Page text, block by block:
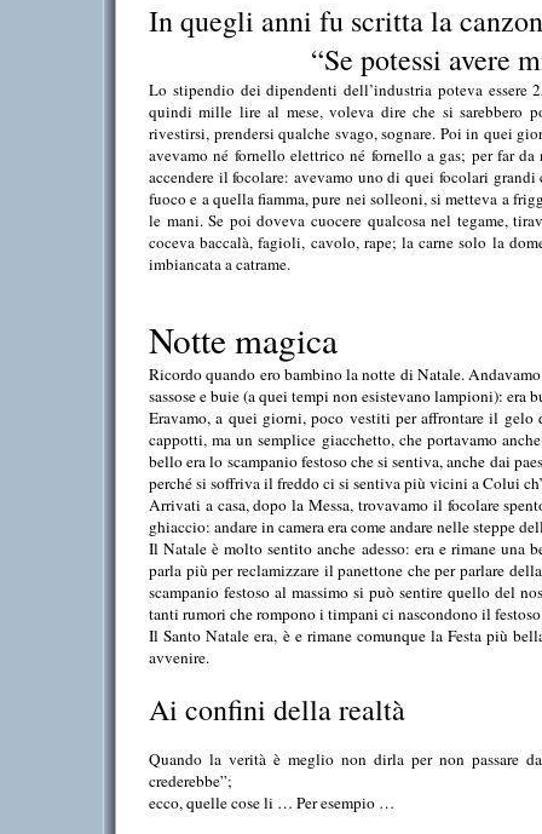
In quegli anni fu scritta la
“Se potessi avere
Lo stipendio dei dipendenti dell’industria poteva
quindi mille lire al mese, voleva dire che si sarebbero
rivestirsi, prendersi qualche svago, sognare. Poi in quei
avevamo né fornello elettrico né fornello a gas; per far
accendere il focolare: avevamo uno di quei focolari
fuoco e a quella fiamma, pure nei solleoni, si metteva a
le mani. Se poi doveva cuocere qualcosa nel tegame,
coceva baccalà, fagioli, cavolo, rape; la carne solo la
imbiancata a catrame.
Notte magica
Ricordo quando ero bambino la notte di Natale.
sassose e buie (a quei tempi non esistevano lampioni): era
Eravamo, a quei giorni, poco vestiti per affrontare il
cappotti, ma un semplice giacchetto, che portavamo
bello era lo scampanio festoso che si sentiva, anche dai
perché si soffriva il freddo ci si sentiva più vicini a Colui
Arrivati a casa, dopola Messa, trovavamo il focolare
ghiaccio: andare in camera era come andare nelle steppe
Il Natale è molto sentito anche adesso: era e rimane una
parla più per reclamizzare il panettone che per parlare
scampanio festoso al massimo si può sentire quello del
tanti rumori che rompono i timpani ci nascondono il
Il Santo Natale era, è e rimane comunque la Festa più
avvenire.
Ai confini della realtà
Quando la verità è meglio non dirla per non passare
crederebbe”;
ecco, quelle cose li … Per esempio …